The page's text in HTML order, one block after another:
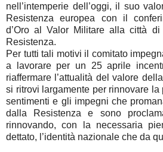
nell’intemperie dell’oggi, il suo
Resistenza europea con il
d’Oro al Valor Militare alla città
Resistenza.
Per tutti tali motivi il comitato
a lavorare per un 25 aprile
riaffermare l’attualità del valore
si ritrovi largamente per rinnovare la
sentimenti e gli impegni che
dalla Resistenza e sono
rinnovando, con la necessaria
dettato, l’identità nazionale che da